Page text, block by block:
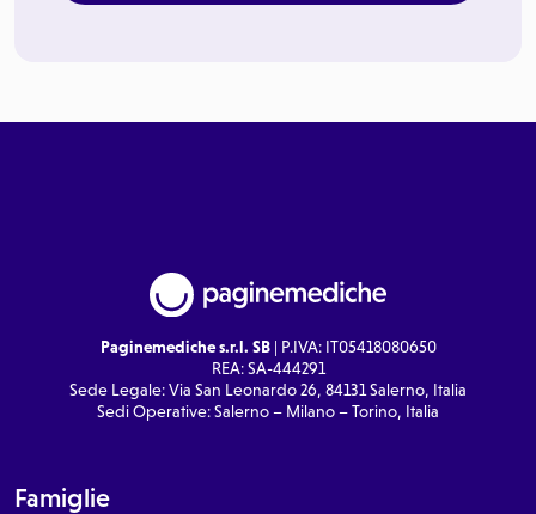
Paginemediche s.r.l. SB| P.IVA: IT05418080650
REA: SA-444291
Sede Legale: Via San Leonardo 26, 84131 Salerno, Italia
Sedi Operative: Salerno – Milano – Torino, Italia
Famiglie